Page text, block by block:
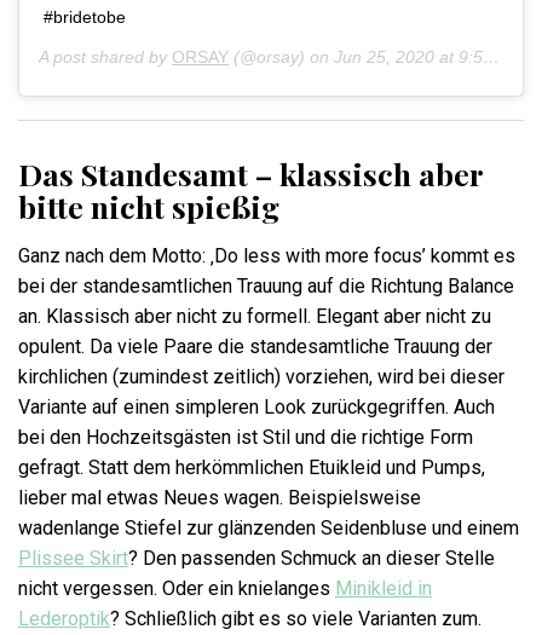
#bridetobe
A post shared by ORSAY (@orsay) on Jun 25, 2020 at 9:50pm PDT
Das Standesamt – klassisch aber
bitte nicht spießig
Ganz nach dem Motto: ‚Do less with more focus’ kommt es
bei der standesamtlichen Trauung auf die Richtung Balance
an. Klassisch aber nicht zu formell. Elegant aber nicht zu
opulent. Da viele Paare die standesamtliche Trauung der
kirchlichen (zumindest zeitlich) vorziehen, wird bei dieser
Variante auf einen simpleren Look zurückgegriffen. Auch
bei den Hochzeitsgästen ist Stil und die richtige Form
gefragt. Statt dem herkömmlichen Etuikleid und Pumps,
lieber mal etwas Neues wagen. Beispielsweise
wadenlange Stiefel zur glänzenden Seidenbluse und einem
Plissee Skirt? Den passenden Schmuck an dieser Stelle
nicht vergessen. Oder ein knielanges Minikleid in
Lederoptik? Schließlich gibt es so viele Varianten zum.